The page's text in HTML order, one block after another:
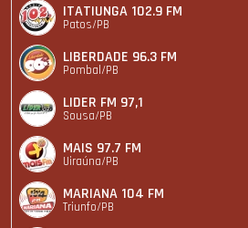
ITATIUNGA 102.9 FM
Patos/PB
LIBERDADE 96.3 FM
Pombal/PB
LIDER FM 97,1
Sousa/PB
MAIS 97.7 FM
Uiraúna/PB
MARIANA 104 FM
Triunfo/PB